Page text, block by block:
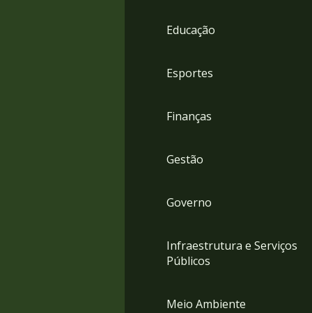
Educação
Esportes
Finanças
Gestão
Governo
Infraestrutura e Serviços
Públicos
Meio Ambiente